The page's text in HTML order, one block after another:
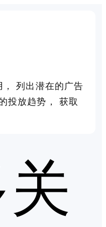
列出潜在的广告
投放趋势， 获取